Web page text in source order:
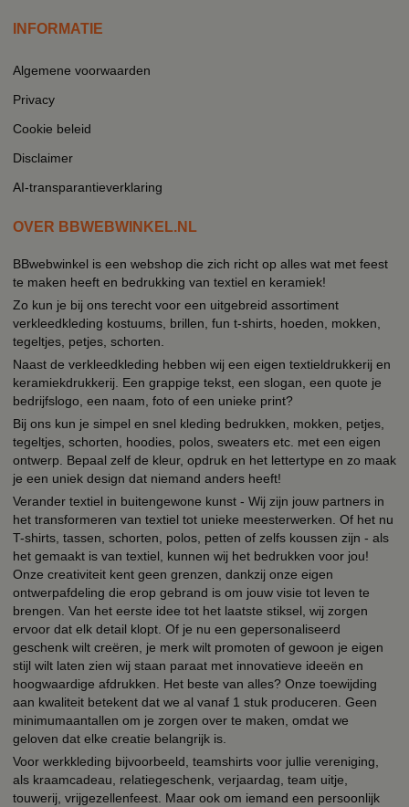
INFORMATIE
Algemene voorwaarden
Privacy
Cookie beleid
Disclaimer
AI-transparantieverklaring
OVER BBWEBWINKEL.NL
BBwebwinkel is een webshop die zich richt op alles wat met feest
te maken heeft en bedrukking van textiel en keramiek!
Zo kun je bij ons terecht voor een uitgebreid assortiment
verkleedkleding kostuums, brillen, fun t-shirts, hoeden, mokken,
tegeltjes, petjes, schorten.
Naast de verkleedkleding hebben wij een eigen textieldrukkerij en
keramiekdrukkerij. Een grappige tekst, een slogan, een quote je
bedrijfslogo, een naam, foto of een unieke print?
Bij ons kun je simpel en snel kleding bedrukken, mokken, petjes,
tegeltjes, schorten, hoodies, polos, sweaters etc. met een eigen
ontwerp. Bepaal zelf de kleur, opdruk en het lettertype en zo maak
je een uniek design dat niemand anders heeft!
Verander textiel in buitengewone kunst - Wij zijn jouw partners in
het transformeren van textiel tot unieke meesterwerken. Of het nu
T-shirts, tassen, schorten, polos, petten of zelfs koussen zijn - als
het gemaakt is van textiel, kunnen wij het bedrukken voor jou!
Onze creativiteit kent geen grenzen, dankzij onze eigen
ontwerpafdeling die erop gebrand is om jouw visie tot leven te
brengen. Van het eerste idee tot het laatste stiksel, wij zorgen
ervoor dat elk detail klopt. Of je nu een gepersonaliseerd
geschenk wilt creëren, je merk wilt promoten of gewoon je eigen
stijl wilt laten zien wij staan paraat met innovatieve ideeën en
hoogwaardige afdrukken. Het beste van alles? Onze toewijding
aan kwaliteit betekent dat we al vanaf 1 stuk produceren. Geen
minimumaantallen om je zorgen over te maken, omdat we
geloven dat elke creatie belangrijk is.
Voor werkkleding bijvoorbeeld, teamshirts voor jullie vereniging,
als kraamcadeau, relatiegeschenk, verjaardag, team uitje,
touwerij, vrijgezellenfeest. Maar ook om iemand een persoonlijk